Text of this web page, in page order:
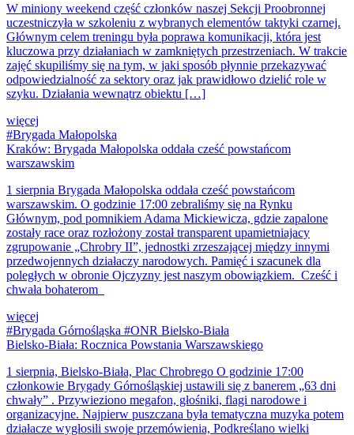
W miniony weekend część członków naszej Sekcji Proobronnej
uczestniczyła w szkoleniu z wybranych elementów taktyki czarnej.
Głównym celem treningu była poprawa komunikacji, która jest
kluczowa przy działaniach w zamkniętych przestrzeniach. W trakcie
zajęć skupiliśmy się na tym, w jaki sposób płynnie przekazywać
odpowiedzialność za sektory oraz jak prawidłowo dzielić role w
szyku. Działania wewnątrz obiektu […]
więcej
#Brygada Małopolska
Kraków: Brygada Małopolska oddała cześć powstańcom
warszawskim
1 sierpnia Brygada Małopolska oddała cześć powstańcom
warszawskim. O godzinie 17:00 zebraliśmy się na Rynku
Głównym, pod pomnikiem Adama Mickiewicza, gdzie zapalone
zostały race oraz rozłożony został transparent upamietniajacy
zgrupowanie „Chrobry II”, jednostki zrzeszającej między innymi
przedwojennych działaczy narodowych. Pamięć i szacunek dla
poległych w obronie Ojczyzny jest naszym obowiązkiem. Cześć i
chwała bohaterom
więcej
#Brygada Górnośląska #ONR Bielsko-Biała
Bielsko-Biała: Rocznica Powstania Warszawskiego
1 sierpnia, Bielsko-Biała, Plac Chrobrego O godzinie 17:00
członkowie Brygady Górnośląskiej ustawili się z banerem „63 dni
chwały” . Przywieziono megafon, głośniki, flagi narodowe i
organizacyjne. Najpierw puszczana była tematyczna muzyka potem
działacze wygłosili swoje przemówienia, Podkreślano wielki